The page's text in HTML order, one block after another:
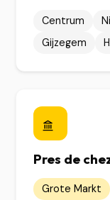
Centrum
Gijzegem
Pres de
Grote Markt